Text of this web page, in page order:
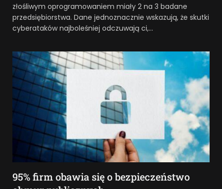
złośliwym oprogramowaniem miały 2 na 3 badane
przedsiębiorstwa. Dane jednoznacznie wskazują, że skutki
cyberataków najboleśniej odczuwają ci,…
95% firm obawia się o bezpieczeństwo